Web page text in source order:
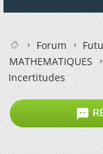
Forum
MATHEMATIQUES
Incertitudes
